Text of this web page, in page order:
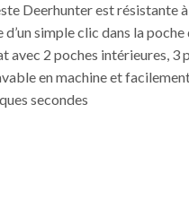
Deerhunter est résistante à
simple clic dans la
2 poches intérieures, 3
en machine et
secondes